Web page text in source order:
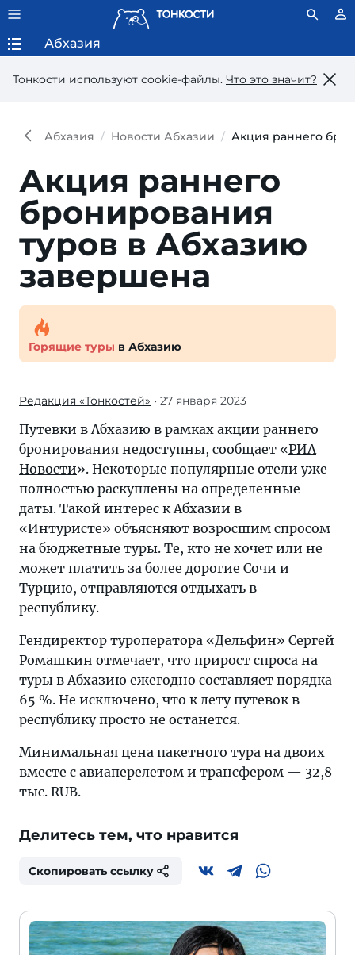
Тонкости используют сookie-файлы. Что это значит?
Абхазия
Абхазия Новости Абхазии Акция раннего
Акция раннего
бронирования
туров в Абхазию
завершена
Горящие туры в Абхазию
Редакция «Тонкостей» • 27 января 2023
Путевки в Абхазию в рамках акции раннего
бронирования недоступны, сообщает «РИА
Новости». Некоторые популярные отели уже
полностью раскуплены на определенные
даты. Такой интерес к Абхазии в
«Интуристе» объясняют возросшим спросом
на бюджетные туры. Те, кто не хочет или не
может платить за более дорогие Сочи и
Турцию, отправляются отдыхать в
республику.
Гендиректор туроператора «Дельфин» Сергей
Ромашкин отмечает, что прирост спроса на
туры в Абхазию ежегодно составляет порядка
65 %. Не исключено, что к лету путевок в
республику просто не останется.
Минимальная цена пакетного тура на двоих
вместе с авиаперелетом и трансфером — 32,8
тыс. RUB.
Делитесь тем, что нравится
Скопировать ссылку